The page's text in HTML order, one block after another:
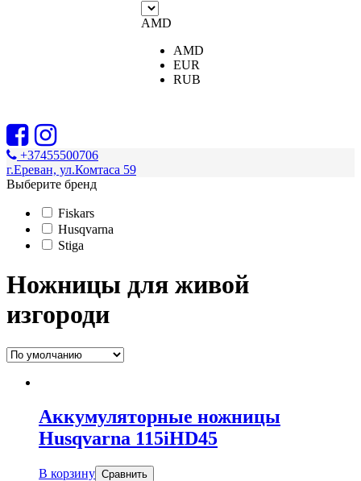
AMD
AMD
EUR
RUB
+37455500706
г.Ереван, ул.Комтаса 59
Выберите бренд
Fiskars
Husqvarna
Stiga
Ножницы для живой
изгороди
Аккумуляторные ножницы
Husqvarna 115iHD45
В корзину Сравнить